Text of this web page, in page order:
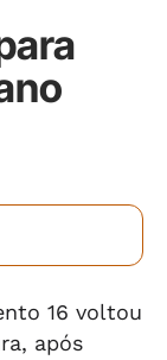
16 voltou
após